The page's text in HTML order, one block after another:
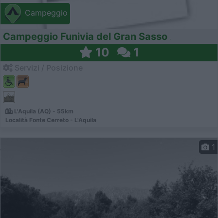
Campeggio
Campeggio Funivia del Gran Sasso
10 1
L'Aquila (AQ) - 55km
Località Fonte Cerreto - L'Aquila
1